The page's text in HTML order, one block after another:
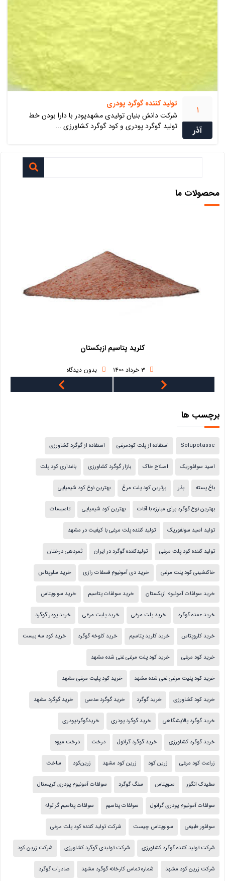
1
آذر
تولید کننده گوگرد پودری
شرکت دانش بنیان تولیدی مشهدپودر با دارا بودن خط
تولید گوگرد پودری و کود گوگرد کشاورزی ...
محصولات ما
کلرید پتاسیم ازبکستان
بدون دیدگاه
برچسب ها
Solupotasse استفاده از پلت کودمرغی استفاده از گوگرد کشاورزی
اسید سولفوریک اصلاح خاک بازار گوگرد کشاورزی باغداری کود پلت
باغ پسته بذر برترین کود پلت مرغ بهترین نوع کود شیمیایی
بهترین نوع گوگرد برای مبارزه با آفات بهترین کود شیمیایی تاسیسات
تولید اسید سولفوریک تولید کننده پلت مرغی با کیفیت در مشهد
تولید کننده کود پلت مرغی تولیدکننده گوگرد در ایران ثمردهی درختان
خاکنشینی کود پلت مرغی خرید دی آمونیوم فسفات رازی خرید سلوپتاس
خرید سولفات آمونیوم ازبکستان خرید سولفات پتاسیم خرید سولوپتاس
خرید عمده گوگرد خرید پلت مرغی خرید پلیت مرغی خرید پودر گوگرد
خرید کلروپتاس خرید کلرید پتاسیم خرید کلوخه گوگرد خرید کود سه بیست
خرید کود مرغی خرید کود پلت مرغی غنی شده مشهد
خرید کود پلیت مرغی غنی شده مشهد خرید کود پلیت مرغی مشهد
خرید کود کشاورزی خرید گوگرد خرید گوگرد عدسی خرید گوگرد مشهد
خرید گوگرد پالایشگاهی خرید گوگرد پودری خریدگوگردپودری
خرید گوگرد کشاورزی خرید گوگرد گرانول درخت درخت میوه
زراعت کود مرغی زرین کود زرین کود مشهد زرین‌کود ساخت
سفیدک انگور سلوپتاس سنگ گوگرد سولفات آمونیوم پودری کریستال
سولفات آمونیوم پودری گرانول سولفات پتاسیم سولفات پتاسیم گرانوله
سولفور طبیعی سولوپتاس چیست شرکت تولید کننده کود پلت مرغی
شرکت تولید کننده گوگرد کشاورزی شرکت تولیدی گوگرد کشاورزی شرکت زرین کود
شرکت زرین کود مشهد شماره تماس کارخانه گوگرد مشهد صادرات گوگرد